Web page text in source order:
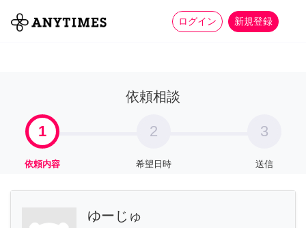
ログイン 新規登録
全て 家事 more_horiz
依頼相談
1
依頼内容
2
希望日時
3
送信
ゆーじゅ